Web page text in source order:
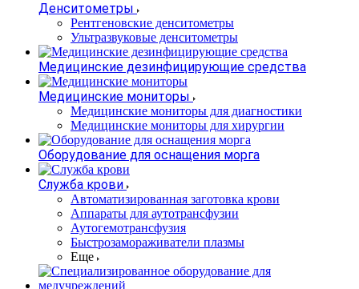
Денситометры
Рентгеновские денситометры
Ультразвуковые денситометры
Медицинские дезинфицирующие средства
Медицинские мониторы
Медицинские мониторы для диагностики
Медицинские мониторы для хирургии
Оборудование для оснащения морга
Служба крови
Автоматизированная заготовка крови
Аппараты для аутотрансфузии
Аутогемотрансфузия
Быстрозамораживатели плазмы
Еще